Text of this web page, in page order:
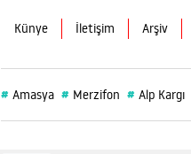
Künye İletişim Arşiv
# Amasya # Merzifon # Alp Kargı